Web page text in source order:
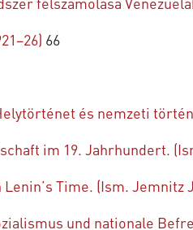
66
és nemzeti
im 19. Jahrhundert.
Time. (Ism. Jemnitz
und nationale